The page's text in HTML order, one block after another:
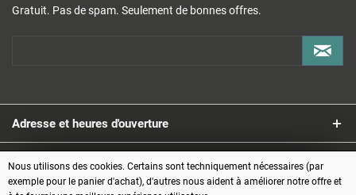
Gratuit. Pas de spam. Seulement de bonnes offres.
Adresse et heures d'ouverture
Service
Nous utilisons des cookies. Certains sont techniquement nécessaires (par
exemple pour le panier d'achat), d'autres nous aident à améliorer notre offre et